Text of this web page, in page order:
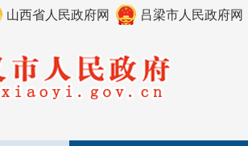
山西省人民政府网 吕梁市人民政府网